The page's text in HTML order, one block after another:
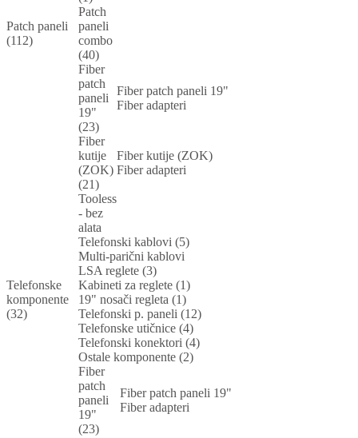
Patch paneli
(112)
Patch
paneli
combo
(40)
Fiber
patch
paneli
19"
(23)
Fiber patch paneli 19"
Fiber adapteri
Fiber
kutije
(ZOK)
(21)
Fiber kutije (ZOK)
Fiber adapteri
Tooless
- bez
alata
Telefonske
komponente
(32)
Telefonski kablovi (5)
Multi-parični kablovi
LSA reglete (3)
Kabineti za reglete (1)
19" nosači regleta (1)
Telefonski p. paneli (12)
Telefonske utičnice (4)
Telefonski konektori (4)
Ostale komponente (2)
Fiber
patch
paneli
19"
(23)
Fiber patch paneli 19"
Fiber adapteri